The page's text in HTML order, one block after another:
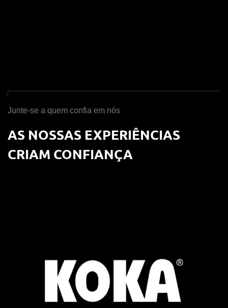
Junte-se a quem confia em nós
AS NOSSAS EXPERIÊNCIAS
CRIAM CONFIANÇA